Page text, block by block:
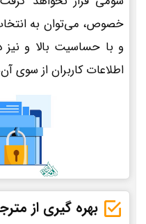
خصوص، می‌توان به
و با حساسیت بالا و
اطلاعات کاربران از سوی
بهره گیری از